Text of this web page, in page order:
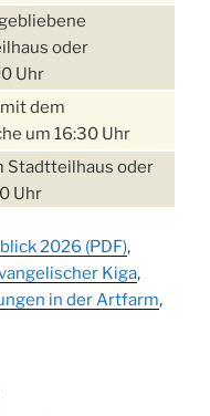
oder
Uhr
dem
um 16:30 Uhr
Stadtteilhaus oder
Uhr
von 10-
2026 (PDF),
Kiga,
in der Artfarm,